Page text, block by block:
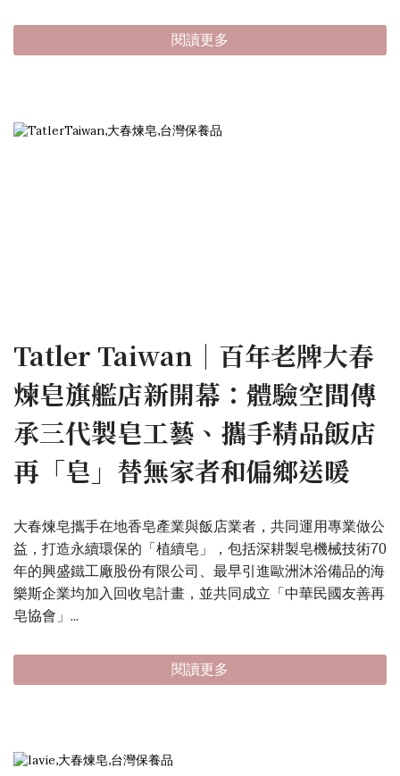
閱讀更多
Tatler Taiwan｜百年老牌大春
煉皂旗艦店新開幕：體驗空間傳
承三代製皂工藝、攜手精品飯店
再「皂」替無家者和偏鄉送暖
大春煉皂攜手在地香皂產業與飯店業者，共同運用專業做公
益，打造永續環保的「植續皂」，包括深耕製皂機械技術70
年的興盛鐵工廠股份有限公司、最早引進歐洲沐浴備品的海
樂斯企業均加入回收皂計畫，並共同成立「中華民國友善再
皂協會」...
閱讀更多